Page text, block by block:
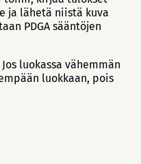
ja lähetä niistä kuva
PDGA sääntöjen
Jos luokassa vähemmän
luokkaan, pois